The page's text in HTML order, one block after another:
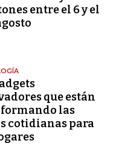
entre el 6 y el
que están
las
cotidianas para